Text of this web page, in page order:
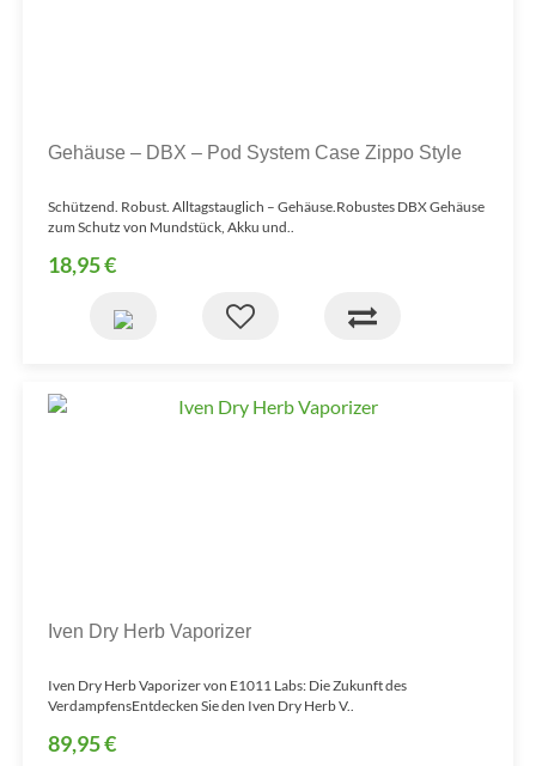
Gehäuse – DBX – Pod System Case Zippo Style
Schützend. Robust. Alltagstauglich – Gehäuse.Robustes DBX Gehäuse
zum Schutz von Mundstück, Akku und..
18,95 €
Iven Dry Herb Vaporizer
Iven Dry Herb Vaporizer von E1011 Labs: Die Zukunft des
VerdampfensEntdecken Sie den Iven Dry Herb V..
89,95 €